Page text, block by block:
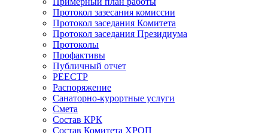
Протокол зазесания комиссии
Протокол заседания Комитета
Протокол заседания Президиума
Протоколы
Профактивы
Публичный отчет
РЕЕСТР
Распоряжение
Санаторно-курортные услуги
Смета
Состав КРК
Состав Комитета ХРОП